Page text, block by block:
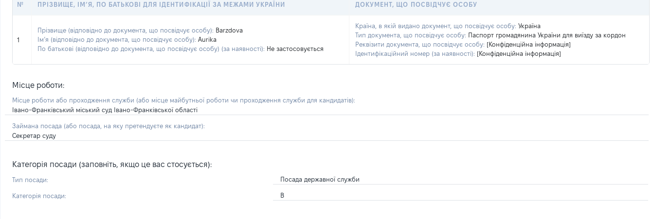
№ ПРІЗВИЩЕ, ІМ’Я, ПО БАТЬКОВІ ДЛЯ ІДЕНТИФІКАЦІЇ ЗА МЕЖАМИ УКРАЇНИ ДОКУМЕНТ, ЩО ПОСВІДЧУЄ ОСОБУ
1
Прізвище (відповідно до документа, що посвідчує особу): Barzdova
Ім’я (відповідно до документа, що посвідчує особу): Aurika
По батькові (відповідно до документа, що посвідчує особу) (за наявності): Не застосовується
Країна, в якій видано документ, що посвідчує особу: Україна
Тип документа, що посвідчує особу: Паспорт громадянина України для виїзду за кордон
Реквізити документа, що посвідчує особу: [Конфіденційна інформація]
Ідентифікаційний номер (за наявності): [Конфіденційна інформація]
Місце роботи:
Місце роботи або проходження служби (або місце майбутньої роботи чи проходження служби для кандидатів):
Івано-Франківський міський суд Івано-Франківської області
Займана посада (або посада, на яку претендуєте як кандидат):
Секретар суду
Категорія посади (заповніть, якщо це вас стосується):
Тип посади: Посада державної служби
Категорія посади: В